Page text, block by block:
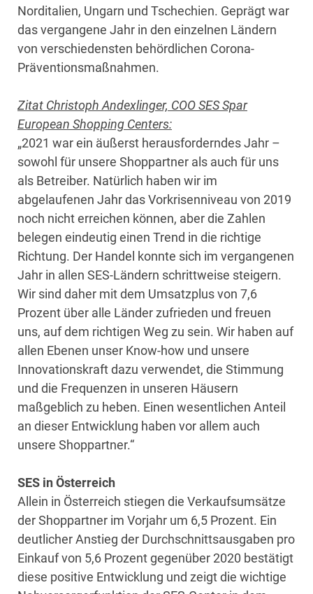
Norditalien, Ungarn und Tschechien. Geprägt war
das vergangene Jahr in den einzelnen Ländern
von verschiedensten behördlichen Corona-
Präventionsmaßnahmen.
Zitat Christoph Andexlinger, COO SES Spar
European Shopping Centers:
„2021 war ein äußerst herausforderndes Jahr –
sowohl für unsere Shoppartner als auch für uns
als Betreiber. Natürlich haben wir im
abgelaufenen Jahr das Vorkrisenniveau von 2019
noch nicht erreichen können, aber die Zahlen
belegen eindeutig einen Trend in die richtige
Richtung. Der Handel konnte sich im vergangenen
Jahr in allen SES-Ländern schrittweise steigern.
Wir sind daher mit dem Umsatzplus von 7,6
Prozent über alle Länder zufrieden und freuen
uns, auf dem richtigen Weg zu sein. Wir haben auf
allen Ebenen unser Know-how und unsere
Innovationskraft dazu verwendet, die Stimmung
und die Frequenzen in unseren Häusern
maßgeblich zu heben. Einen wesentlichen Anteil
an dieser Entwicklung haben vor allem auch
unsere Shoppartner.“
SES in Österreich
Allein in Österreich stiegen die Verkaufsumsätze
der Shoppartner im Vorjahr um 6,5 Prozent. Ein
deutlicher Anstieg der Durchschnittsausgaben pro
Einkauf von 5,6 Prozent gegenüber 2020 bestätigt
diese positive Entwicklung und zeigt die wichtige